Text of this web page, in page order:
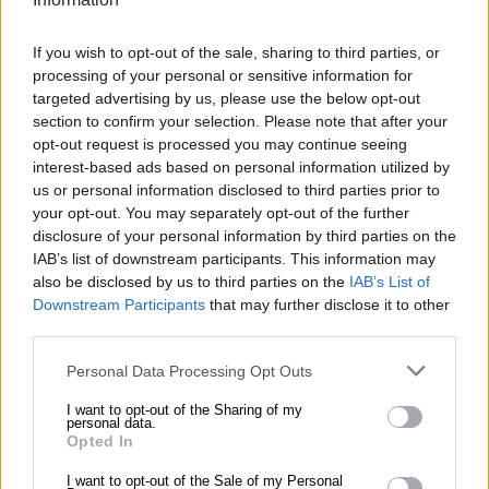
If you wish to opt-out of the sale, sharing to third parties, or
processing of your personal or sensitive information for
targeted advertising by us, please use the below opt-out
section to confirm your selection. Please note that after your
opt-out request is processed you may continue seeing
interest-based ads based on personal information utilized by
us or personal information disclosed to third parties prior to
your opt-out. You may separately opt-out of the further
disclosure of your personal information by third parties on the
IAB’s list of downstream participants. This information may
also be disclosed by us to third parties on the IAB’s List of
Downstream Participants that may further disclose it to other
Personal Data Processing Opt Outs
I want to opt-out of the Sharing of my
personal data.
Opted In
I want to opt-out of the Sale of my Personal
Rönesans öncesi sanat, Orta Çağ’ın estetik
anlayışını ve tekniklerini yansıtır; bu dönem, sanat
tarihinin önemli bir parçasıdır.
his
Merak
Resimdeki insanların etkileşimleri ve farklı
aktiviteleri, izleyicide merak duygusu uyandırıyor.
Ne konuşuyorlar? Hangi olaylar gelişiyor? Bu
sorular, izleyicinin dikkatini çekiyor.
Nostalji